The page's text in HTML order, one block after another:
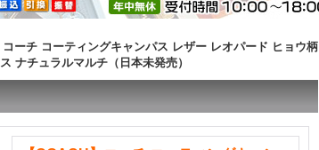
コーチ コーティングキャンパス レザー レオパード ヒョウ柄
ナチュラルマルチ（日本未発売）